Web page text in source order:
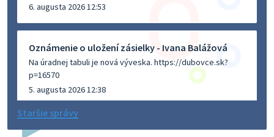
6. augusta 2026 12:53
Oznámenie o uložení zásielky - Ivana Balážová
Na úradnej tabuli je nová výveska. https://dubovce.sk?
p=16570
5. augusta 2026 12:38
Dovolenka - MUDr. Marián Sivoň
Staršie správy